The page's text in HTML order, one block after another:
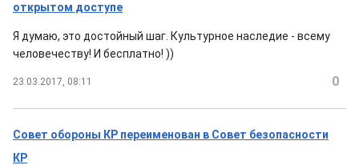
открытом доступе
Я думаю, это достойный шаг. Культурное наследие - всему
человечеству! И бесплатно! ))
23.03.2017, 08:11 0
Совет обороны КР переименован в Совет безопасности
КР